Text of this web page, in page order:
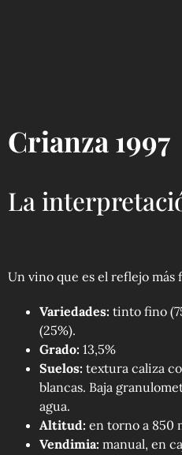
Crianza 1997
La
Un vino que es el reflejo más
Variedades: tinto fino
(25%).
Grado: 13,5%
Suelos: textura caliza
blancas. Baja
agua.
Altitud: en torno a 850
Vendimia: manual, en